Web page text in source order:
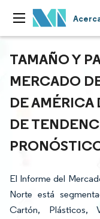
TAMAÑO Y
MERCADO
DE AMÉRICA
DE
El Informe del
Norte está
Cartón, Plásticos,